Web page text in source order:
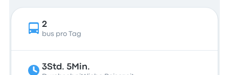
2
bus pro Tag
3Std. 5Min.